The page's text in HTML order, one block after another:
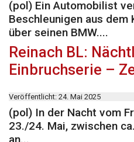
(pol) Ein Automobilist
Beschleunigen aus
über seinen BMW....
Reinach BL:
Einbruchserie –
Veröffentlicht: 24. Mai 2025
(pol) In der Nacht vom
23./24. Mai, zwischen